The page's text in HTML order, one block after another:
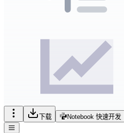
下载 Notebook 快速开发